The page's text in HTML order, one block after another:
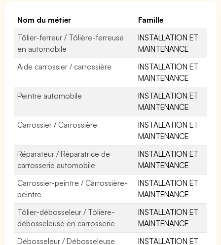
Nom du métier
Famille
Tôlier-ferreur / Tôlière-ferreuse
en automobile
INSTALLATION ET
MAINTENANCE
Aide carrossier / carrossière
INSTALLATION ET
MAINTENANCE
Peintre automobile
INSTALLATION ET
MAINTENANCE
Carrossier / Carrossière
INSTALLATION ET
MAINTENANCE
Réparateur / Réparatrice de
carrosserie automobile
INSTALLATION ET
MAINTENANCE
Carrossier-peintre / Carrossière-
peintre
INSTALLATION ET
MAINTENANCE
Tôlier-débosseleur / Tôlière-
débosseleuse en carrosserie
INSTALLATION ET
MAINTENANCE
Débosseleur / Débosseleuse
INSTALLATION ET